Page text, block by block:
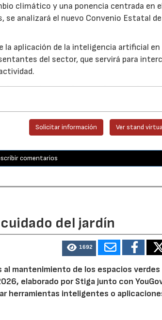
climático y una ponencia centrada en
analizará el nuevo Convenio Estatal
aplicación de la inteligencia artificial en
del sector, que servirá para
Solicitar información Ver stand
comentarios
del jardín
1692
mantenimiento de los espacios
elaborado por Stiga junto con
herramientas inteligentes o